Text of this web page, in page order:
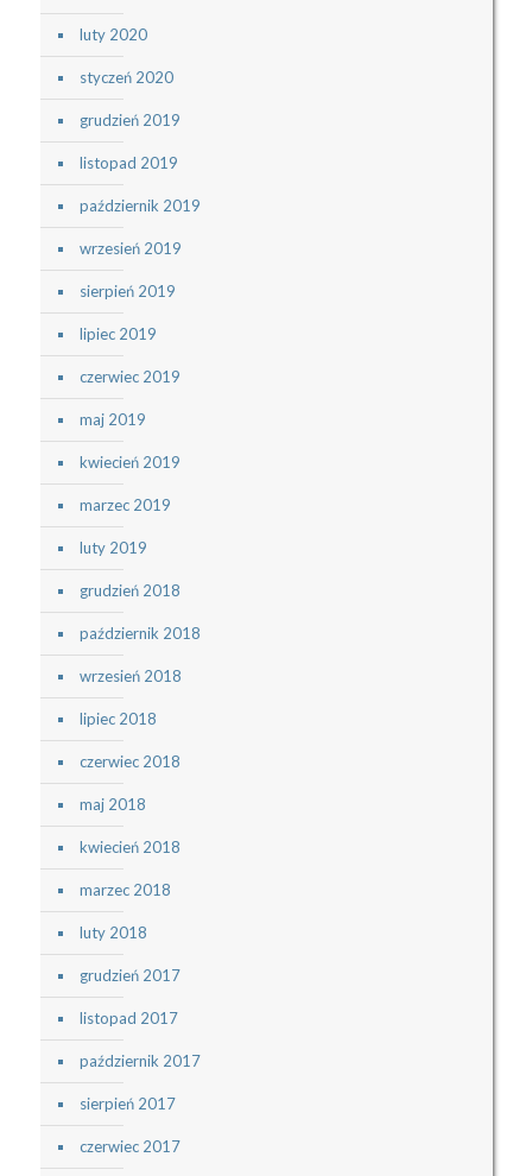
luty 2020
styczeń 2020
grudzień 2019
listopad 2019
październik 2019
wrzesień 2019
sierpień 2019
lipiec 2019
czerwiec 2019
maj 2019
kwiecień 2019
marzec 2019
luty 2019
grudzień 2018
październik 2018
wrzesień 2018
lipiec 2018
czerwiec 2018
maj 2018
kwiecień 2018
marzec 2018
luty 2018
grudzień 2017
listopad 2017
październik 2017
sierpień 2017
czerwiec 2017